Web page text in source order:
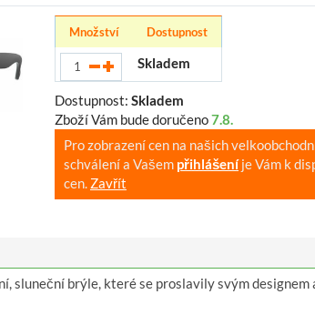
Množství Dostupnost
Skladem
Dostupnost: Skladem
Zboží Vám bude doručeno7.8.
Pro zobrazení cen na našich
schválení a Vašem přihlášeníje Vám k
cen. Zavřít
sluneční brýle, které se proslavily svým designem